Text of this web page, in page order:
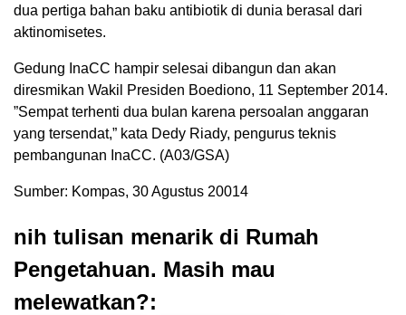
dua pertiga bahan baku antibiotik di dunia berasal dari
aktinomisetes.
Gedung InaCC hampir selesai dibangun dan akan
diresmikan Wakil Presiden Boediono, 11 September 2014.
”Sempat terhenti dua bulan karena persoalan anggaran
yang tersendat,” kata Dedy Riady, pengurus teknis
pembangunan InaCC. (A03/GSA)
Sumber: Kompas, 30 Agustus 20014
nih tulisan menarik di Rumah
Pengetahuan. Masih mau
melewatkan?: